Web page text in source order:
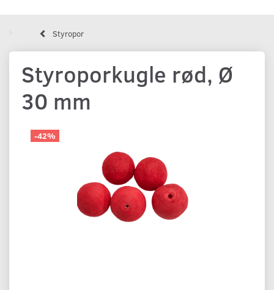
Styropor
Styroporkugle rød, Ø
30 mm
-42%